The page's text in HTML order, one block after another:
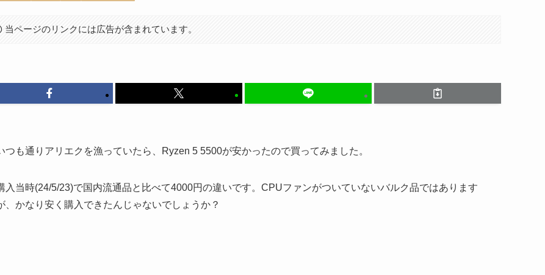
当ページのリンクには広告が含まれています。
つも通りアリエクを漁っていたら、Ryzen 5 5500が安かったので買ってみました。
入当時(24/5/23)で国内流通品と比べて4000円の違いです。CPUファンがついていないバルク品ではあります
、かなり安く購入できたんじゃないでしょうか？